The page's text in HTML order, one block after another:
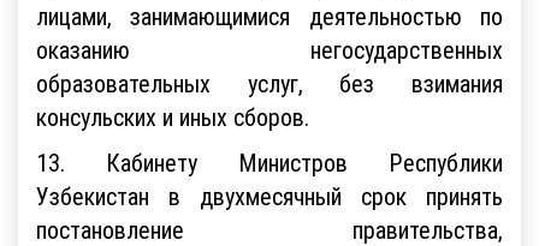
лицами, занимающимися деятельностью по
оказанию негосударственных
образовательных услуг, без взимания
консульских и иных сборов.
13. Кабинету Министров Республики
Узбекистан в двухмесячный срок принять
постановление правительства,